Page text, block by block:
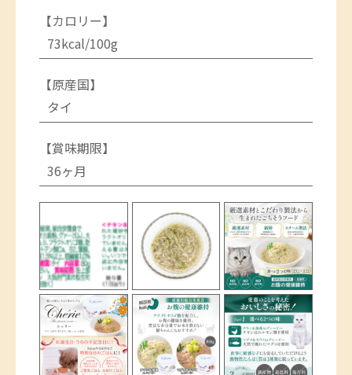
【カロリー】
73kcal/100g
【原産国】
タイ
【賞味期限】
36ヶ月